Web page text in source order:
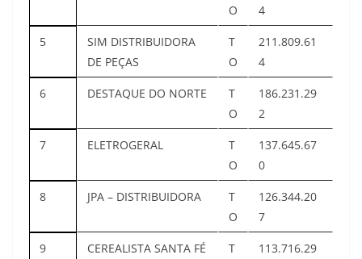
O 4
5
SIM DISTRIBUIDORA
DE PEÇAS
T
O
211.809.61
4
6 DESTAQUE DO NORTE
T
O
186.231.29
2
7 ELETROGERAL
T
O
137.645.67
0
8 JPA – DISTRIBUIDORA
T
O
126.344.20
7
9 CEREALISTA SANTA FÉ
T
113.716.29